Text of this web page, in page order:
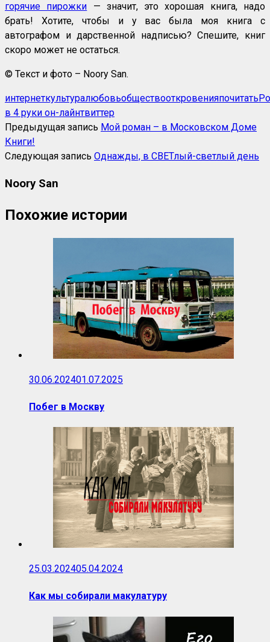
горячие пирожки — значит, это хорошая книга, надо
брать! Хотите, чтобы и у вас была моя книга с
автографом и дарственной надписью? Спешите, книг
скоро может не остаться.
© Текст и фото – Noory San.
интернеткультуралюбовьобществооткровенияпочитать
в 4 руки он-лайнтвиттер
Предыдущая запись Мой роман – в Московском Доме
Книги!
Следующая запись Однажды, в СВЕТлый-светлый день
Noory San
Похожие истории
30.06.202401.07.2025
Побег в Москву
25.03.202405.04.2024
Как мы собирали макулатуру